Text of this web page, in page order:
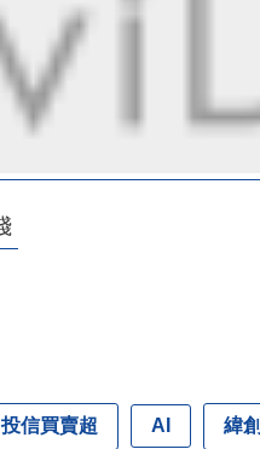
投信買賣超 AI 緯創